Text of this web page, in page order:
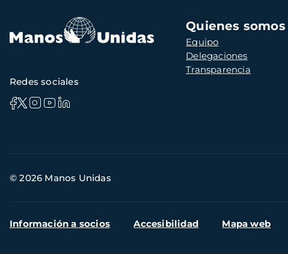
Navegación
principal
Quienes somos
Equipo
Delegaciones
Transparencia
Redes sociales
de
© 2026 Manos Unidas
Menú
Información a socios Accesibilidad Mapa web